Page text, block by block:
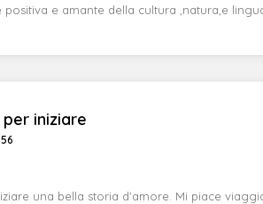
positiva e amante della cultura ,natura,e
iniziare
una bella storia d'amore. Mi piace